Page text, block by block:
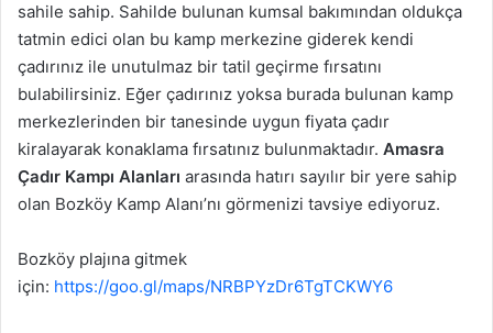
sahile sahip. Sahilde bulunan kumsal bakımından oldukça
tatmin edici olan bu kamp merkezine giderek kendi
çadırınız ile unutulmaz bir tatil geçirme fırsatını
bulabilirsiniz. Eğer çadırınız yoksa burada bulunan kamp
merkezlerinden bir tanesinde uygun fiyata çadır
kiralayarak konaklama fırsatınız bulunmaktadır. Amasra
Çadır Kampı Alanları arasında hatırı sayılır bir yere sahip
olan Bozköy Kamp Alanı’nı görmenizi tavsiye ediyoruz.
Bozköy plajına gitmek
için: https://goo.gl/maps/NRBPYzDr6TgTCKWY6